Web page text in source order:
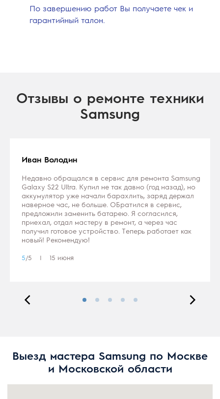
По завершению работ Вы получаете чек и
гарантийный талон.
Отзывы о ремонте техники
Samsung
Иван Володин
Недавно обращался в сервис для ремонта Samsung
Galaxy S22 Ultra. Купил не так давно (год назад), но
аккумулятор уже начали барахлить, заряд держал
наверное час, не больше. ОБратился в сервис,
предложили заменить батарею. Я согласился,
приехал, отдал мастеру в ремонт, а через час
получил готовое устройство. Теперь работает как
новый! Рекомендую!
5/5 | 15 июня
Выезд мастера Samsung по Москве
и Московской области